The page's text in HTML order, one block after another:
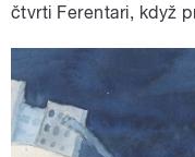
čtvrti Ferentari, když